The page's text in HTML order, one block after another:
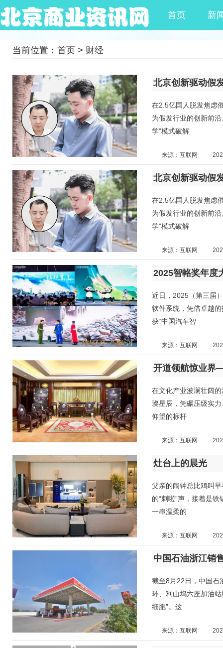
首页 新
当前位置： 首页 > 财经
北京创新驱动假
在2.5亿国人脱发焦虑
为假发行业的创新前
学”模式破解
来源：互联网
北京创新驱动假
在2.5亿国人脱发焦虑
为假发行业的创新前
学”模式破解
来源：互联网
近日，2025（第三届
软件系统，凭借卓越
获“中国汽车智
来源：互联网
在文化产业波澜壮阔
璨星辰，凭碾压级实
仰望的标杆
来源：互联网
灶台上的晨光
父亲的闹钟总比鸡叫
的“刺啦”声，接着是
一串温柔的
来源：互联网
截至8月22日，中国石
环、利山坞六座加油
细胞”。这
来源：互联网